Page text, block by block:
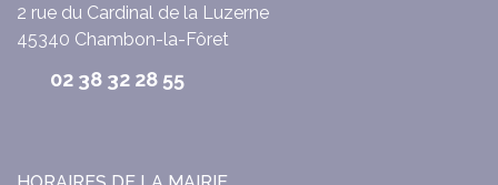
2 rue du Cardinal de la Luzerne
45340 Chambon-la-Fôret
02 38 32 28 55